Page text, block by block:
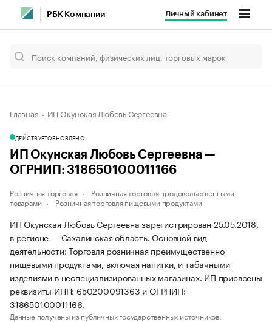
РБК Компании Личный кабинет
Главная ИП Окунская Любовь Сергеевна
ДЕЙСТВУЕТОБНОВЛЕНО
ИП Окунская Любовь Сергеевна —
ОГРНИП: 318650100011166
Розничная торговля
Розничная торговля продовольственными
товарами
Розничная торговля пищевыми продуктами
ИП Окунская Любовь Сергеевна зарегистрирован 25.05.2018,
в регионе — Сахалинская область. Основной вид
деятельности: Торговля розничная преимущественно
пищевыми продуктами, включая напитки, и табачными
изделиями в неспециализированных магазинах. ИП присвоены
реквизиты ИНН: 650200091363 и ОГРНИП:
318650100011166.
Данные получены из публичных государственных источников.